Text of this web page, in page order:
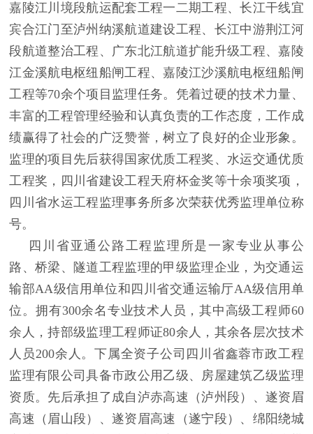
嘉陵江川境段航运配套工程一二期工程、长江干线宜
宾合江门至泸州纳溪航道建设工程、长江中游荆江河
段航道整治工程、广东北江航道扩能升级工程、嘉陵
江金溪航电枢纽船闸工程、嘉陵江沙溪航电枢纽船闸
工程等70余个项目监理任务。凭着过硬的技术力量、
丰富的工程管理经验和认真负责的工作态度，工作成
绩赢得了社会的广泛赞誉，树立了良好的企业形象。
监理的项目先后获得国家优质工程奖、水运交通优质
工程奖，四川省建设工程天府杯金奖等十余项奖项，
四川省水运工程监理事务所多次荣获优秀监理单位称
号。
四川省亚通公路工程监理所是一家专业从事公
路、桥梁、隧道工程监理的甲级监理企业，为交通运
输部AA级信用单位和四川省交通运输厅AA级信用单
位。拥有300余名专业技术人员，其中高级工程师60
余人，持部级监理工程师证80余人，其余各层次技术
人员200余人。下属全资子公司四川省鑫蓉市政工程
监理有限公司具备市政公用乙级、房屋建筑乙级监理
资质。先后承担了成自泸赤高速（泸州段）、遂资眉
高速（眉山段）、遂资眉高速（遂宁段）、绵阳绕城